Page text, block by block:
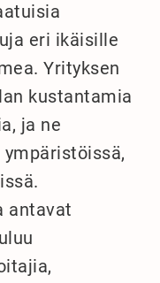
eri ikäisille
Yrityksen
kustantamia
ja ne
antavat